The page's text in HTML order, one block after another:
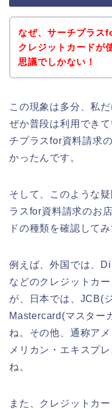
なぜ、サーチプラス
クレジットカードが
思議でしかない！
この現象は多分、私
ぜか普段は利用でき
チプラスfor資料請求
かったんです。
そして、このような
ラスfor資料請求のお
ドの種類を確認して
例えば、外国では、
などのクレジットカ
が、日本では、JCB(
Mastercard(マスター
ね。その他、通称ア
メリカン・エキスプ
ね。
また、クレジットカ